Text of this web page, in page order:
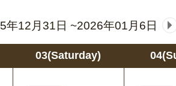
年12月31日 ~2026年01月6日
03(Saturday)